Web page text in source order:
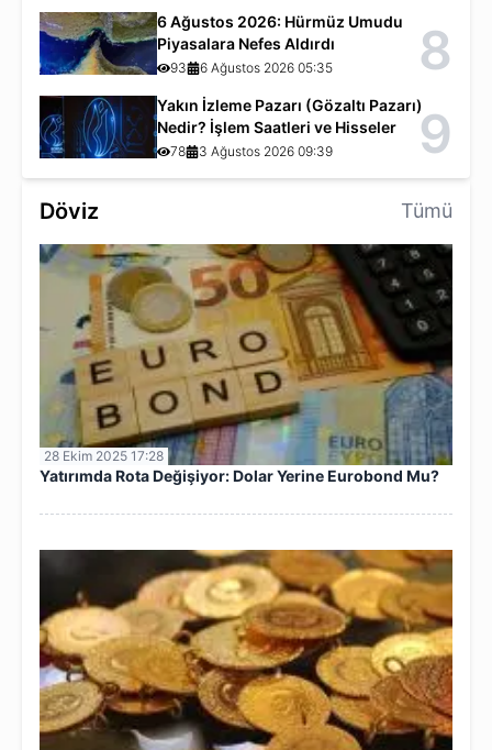
Döviz Tümü
28 Ekim 2025 17:28
Yatırımda Rota Değişiyor: Dolar Yerine Eurobond Mu?
6 Ağustos 2026: Hürmüz Umudu
Piyasalara Nefes Aldırdı
93 6 Ağustos 2026 05:35 8
Yakın İzleme Pazarı (Gözaltı Pazarı)
Nedir? İşlem Saatleri ve Hisseler
78 3 Ağustos 2026 09:39 9